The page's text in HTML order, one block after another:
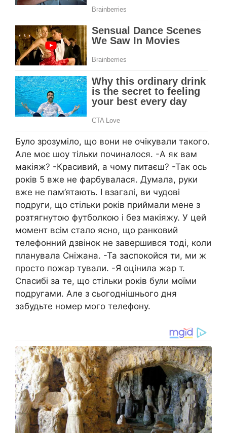
Було зрозуміло, що вони не очікували такого.
Але моє шоу тільки починалося. -А як вам
макіяж? -Красивий, а чому питаєш? -Так ось
років 5 вже не фарбувалася. Думала, руки
вже не пам’ятають. І взагалі, ви чудові
подруги, що стільки років приймали мене з
розтягнутою футболкою і без макіяжу. У цей
момент всім стало ясно, що ранковий
телефонний дзвінок не завершився тоді, коли
планувала Сніжана. -Та заспокойся ти, ми ж
просто пожар тували. -Я оцінила жар т.
Спасибі за те, що стільки років були моїми
подругами. Але з сьогоднішнього дня
забудьте номер мого телефону.